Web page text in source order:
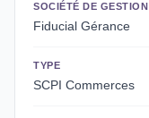
SOCIÉTÉ DE GESTION
Fiducial Gérance
TYPE
SCPI Commerces